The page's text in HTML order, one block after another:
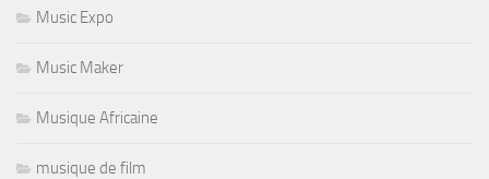
Music Expo
Music Maker
Musique Africaine
musique de film